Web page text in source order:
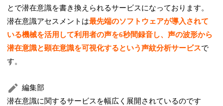
とで潜在意識を書き換えられるサービスになっております。
潜在意識アセスメントは最先端のソフトウェアが導入されて
いる機械を活用して利用者の声を6秒間録音し、声の波形から
潜在意識と顕在意識を可視化するという声紋分析サービスで
す。
編集部
潜在意識に関するサービスを幅広く展開されているのです